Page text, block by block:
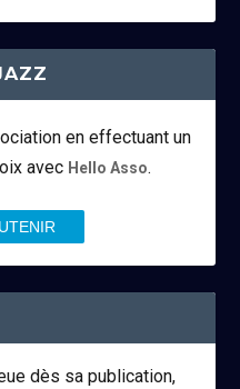
en effectuant un
avec Hello Asso.
dès sa publication,